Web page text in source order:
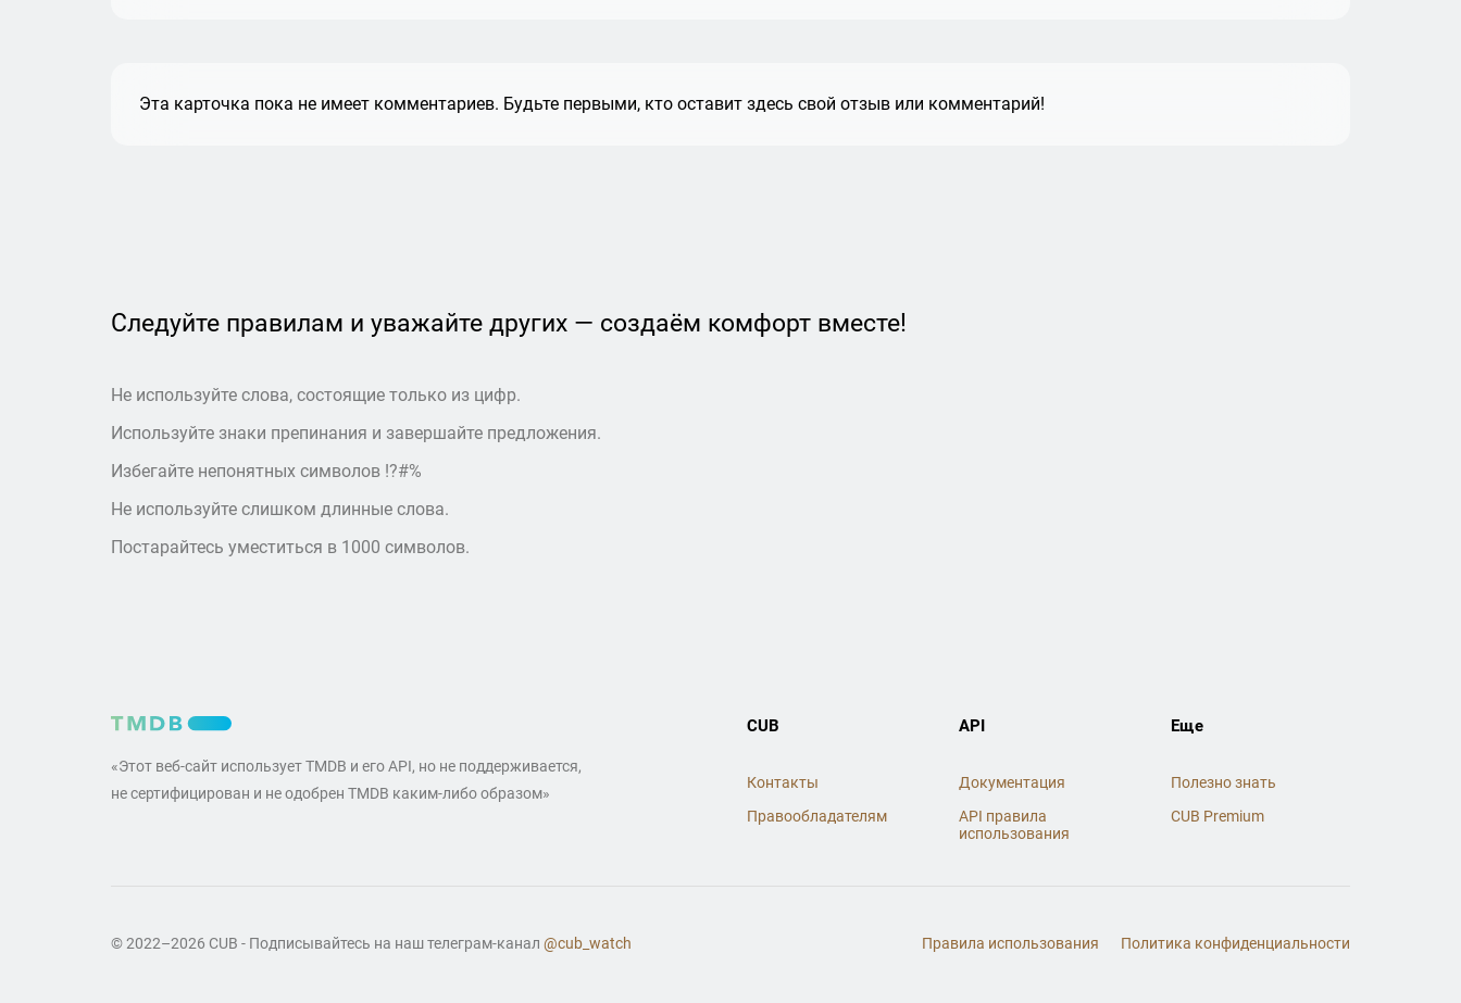
Эта карточка пока не имеет комментариев. Будьте первыми, кто оставит здесь свой отзыв или комментарий!
Следуйте правилам и уважайте других — создаём комфорт вместе!
Не используйте слова, состоящие только из цифр.
Используйте знаки препинания и завершайте предложения.
Избегайте непонятных символов !?#%
Не используйте слишком длинные слова.
Постарайтесь уместиться в 1000 символов.
«Этот веб-сайт использует TMDB и его API, но не поддерживается,
не сертифицирован и не одобрен TMDB каким-либо образом»
CUB
Контакты
Правообладателям
API
Документация
API правила
использования
Еще
Полезно знать
CUB Premium
© 2022–2026 CUB - Подписывайтесь на наш телеграм-канал @cub_watch Правила использования Политика конфиденциальности